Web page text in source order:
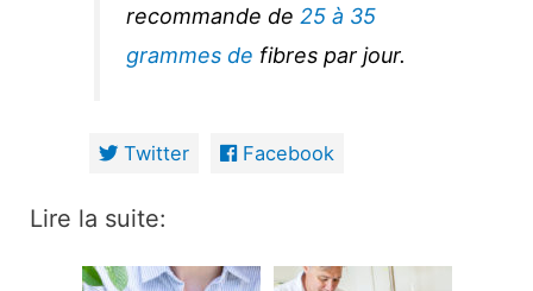
recommande de 25 à 35
grammes de fibres par jour.
Twitter Facebook
Lire la suite: